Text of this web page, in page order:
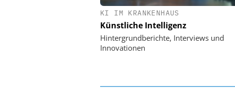
KI IM KRANKENHAUS
Künstliche Intelligenz
Hintergrundberichte, Interviews und
Innovationen
EASY SOFTWARE AG
Digitalisierung im
Personalmanagement: Von
Ordnung zur KI-fähigen